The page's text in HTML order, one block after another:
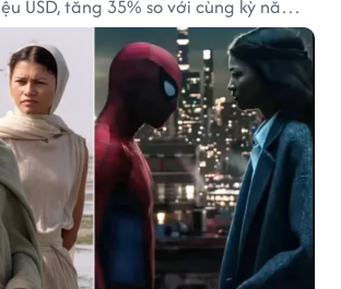
USD, tăng 35% so với cùng kỳ năm